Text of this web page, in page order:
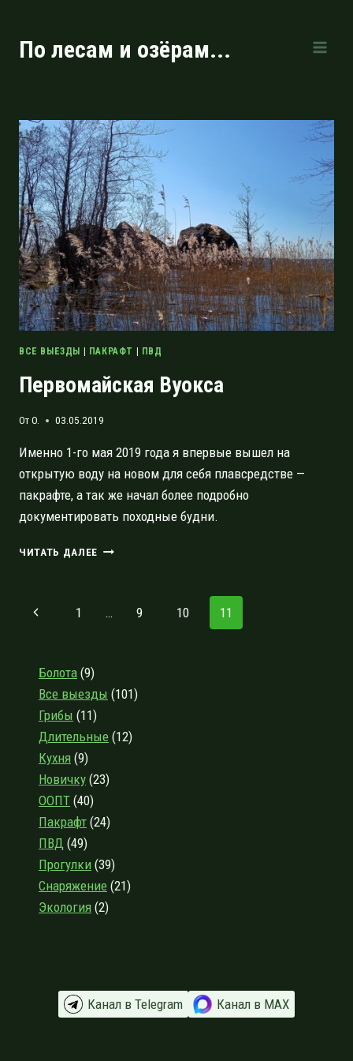
содержимому
По лесам и озёрам...
ВСЕ ВЫЕЗДЫ | ПАКРАФТ | ПВД
Первомайская Вуокса
ОтO. 03.05.2019
Именно 1-го мая 2019 года я впервые вышел на
открытую воду на новом для себя плавсредстве —
пакрафте, а так же начал более подробно
документировать походные будни.
ЧИТАТЬ ДАЛЕЕ ПЕРВОМАЙСКАЯ
Навигация
страницам
Предыдущая
1 … 9 10 11
Болота (9)
Все выезды (101)
Грибы (11)
Длительные (12)
Кухня (9)
Новичку (23)
ООПТ (40)
Пакрафт (24)
ПВД (49)
Прогулки (39)
Снаряжение (21)
Экология (2)
Канал в Telegram Канал в МАХ